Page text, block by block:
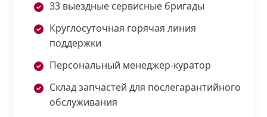
33 выездные сервисные бригады
Круглосуточная горячая линия
поддержки
Персональный менеджер-куратор
Склад запчастей для послегарантийного
обслуживания